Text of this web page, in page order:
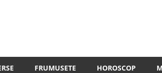
FRUMUSETE HOROSCOP